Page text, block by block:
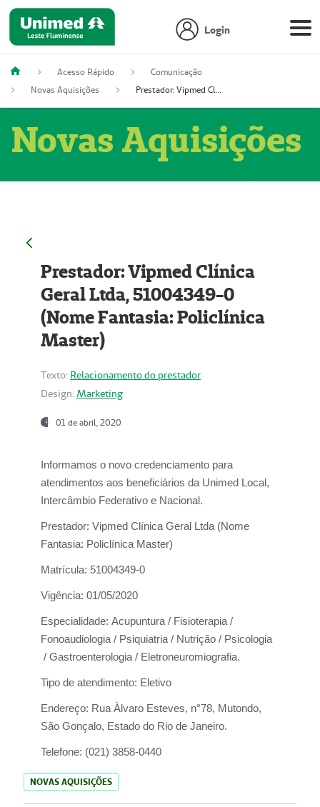
Login
Acesso Rápido
Comunicação
Novas Aquisições
Prestador: Vipmed Clínica Geral Ltda, 51004349-0 (Nome Fantasia: Policlínica Master)
Novas Aquisições
Prestador: Vipmed Clínica
Geral Ltda, 51004349-0
(Nome Fantasia: Policlínica
Master)
Texto: Relacionamento do prestador
Design: Marketing
01 de abril, 2020
Informamos o novo credenciamento para
atendimentos aos beneficiários da Unimed Local,
Intercâmbio Federativo e Nacional.
Prestador: Vipmed Clínica Geral Ltda (Nome
Fantasia: Policlínica Master)
Matrícula: 51004349-0
Vigência: 01/05/2020
Especialidade: Acupuntura / Fisioterapia /
Fonoaudiologia / Psiquiatria / Nutrição / Psicologia
/ Gastroenterologia / Eletroneuromiografia.
Tipo de atendimento: Eletivo
Endereço: Rua Àlvaro Esteves, n°78, Mutondo,
São Gonçalo, Estado do Rio de Janeiro.
Telefone: (021) 3858-0440
NOVAS AQUISIÇÕES